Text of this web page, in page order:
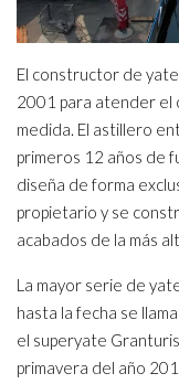
El constructor de
2001 para atender el
medida. El astillero
primeros 12 años de
diseña de forma
propietario y se
acabados de la más
La mayor serie de
hasta la fecha se
el superyate
primavera del año